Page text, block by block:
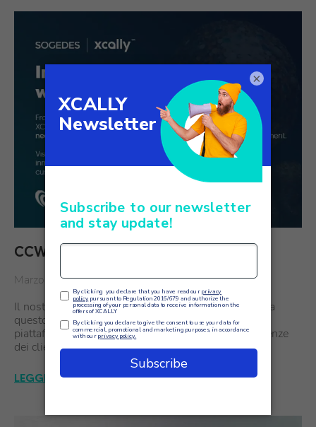
CCW Conference Berlin 2025
Marzo 2025
Il nostro partner di fiducia SOGEDES ha partecipato a
questo prestigioso evento, presentando XCALLY, la
piattaforma omnicanale progettata attorno alle esigenze
dei clienti.
LEGGI DI PIÙ
×